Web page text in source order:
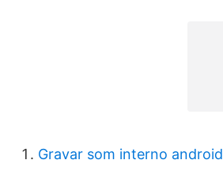
Gravar som interno android